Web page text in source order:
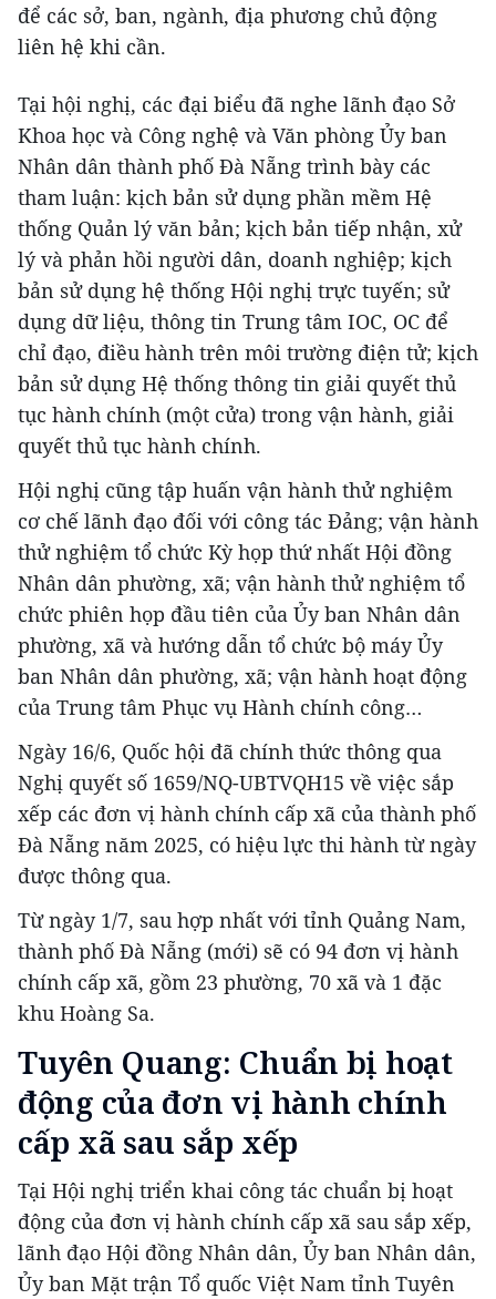
để các sở, ban, ngành, địa phương chủ động
liên hệ khi cần.
Tại hội nghị, các đại biểu đã nghe lãnh đạo Sở
Khoa học và Công nghệ và Văn phòng Ủy ban
Nhân dân thành phố Đà Nẵng trình bày các
tham luận: kịch bản sử dụng phần mềm Hệ
thống Quản lý văn bản; kịch bản tiếp nhận, xử
lý và phản hồi người dân, doanh nghiệp; kịch
bản sử dụng hệ thống Hội nghị trực tuyến; sử
dụng dữ liệu, thông tin Trung tâm IOC, OC để
chỉ đạo, điều hành trên môi trường điện tử; kịch
bản sử dụng Hệ thống thông tin giải quyết thủ
tục hành chính (một cửa) trong vận hành, giải
quyết thủ tục hành chính.
Hội nghị cũng tập huấn vận hành thử nghiệm
cơ chế lãnh đạo đối với công tác Đảng; vận hành
thử nghiệm tổ chức Kỳ họp thứ nhất Hội đồng
Nhân dân phường, xã; vận hành thử nghiệm tổ
chức phiên họp đầu tiên của Ủy ban Nhân dân
phường, xã và hướng dẫn tổ chức bộ máy Ủy
ban Nhân dân phường, xã; vận hành hoạt động
của Trung tâm Phục vụ Hành chính công…
Ngày 16/6, Quốc hội đã chính thức thông qua
Nghị quyết số 1659/NQ-UBTVQH15 về việc sắp
xếp các đơn vị hành chính cấp xã của thành phố
Đà Nẵng năm 2025, có hiệu lực thi hành từ ngày
được thông qua.
Từ ngày 1/7, sau hợp nhất với tỉnh Quảng Nam,
thành phố Đà Nẵng (mới) sẽ có 94 đơn vị hành
chính cấp xã, gồm 23 phường, 70 xã và 1 đặc
khu Hoàng Sa.
Tuyên Quang: Chuẩn bị hoạt
động của đơn vị hành chính
cấp xã sau sắp xếp
Tại Hội nghị triển khai công tác chuẩn bị hoạt
động của đơn vị hành chính cấp xã sau sắp xếp,
lãnh đạo Hội đồng Nhân dân, Ủy ban Nhân dân,
Ủy ban Mặt trận Tổ quốc Việt Nam tỉnh Tuyên